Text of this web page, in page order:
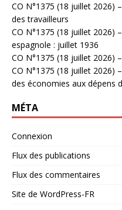
CO N°1375 (18 juillet 2026)
des travailleurs
CO N°1375 (18 juillet 2026)
espagnole : juillet 1936
CO N°1375 (18 juillet 2026)
CO N°1375 (18 juillet 2026)
des économies aux dépens
MÉTA
Connexion
Flux des publications
Flux des commentaires
Site de WordPress-FR